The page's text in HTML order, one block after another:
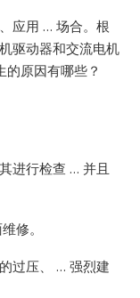
应用 … 场合。根
驱动器和交流电机
原因有哪些？
进行检查 … 并且
修。
过压、 … 强烈建